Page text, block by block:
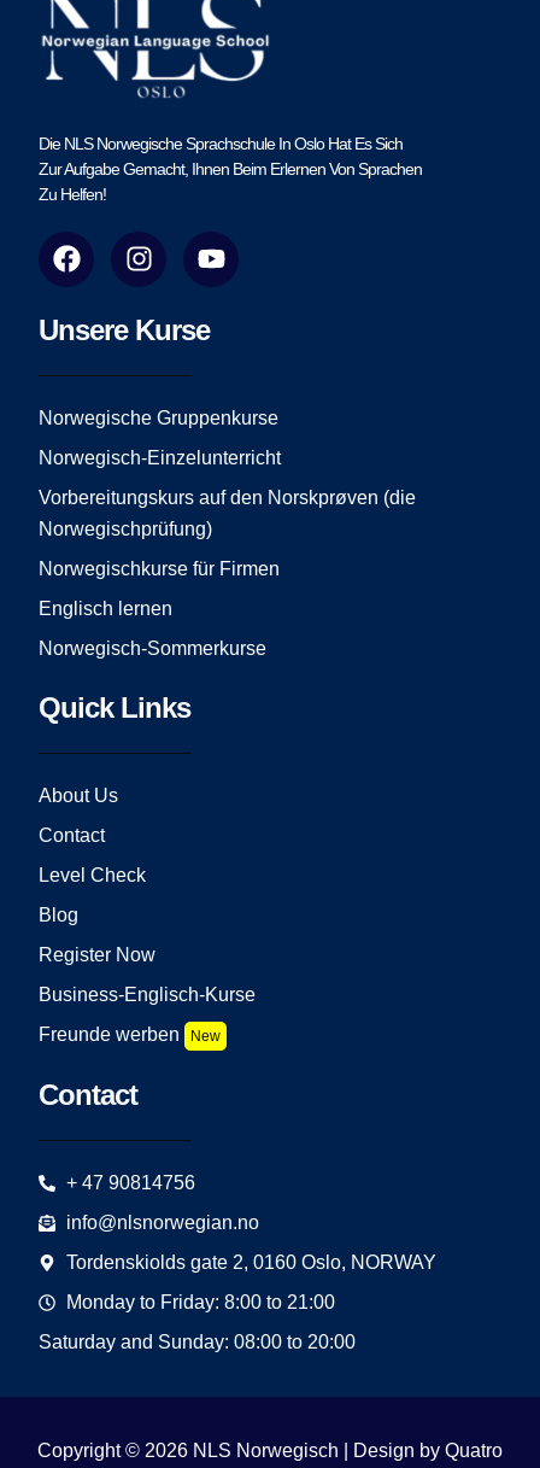
Die NLS Norwegische Sprachschule In Oslo Hat Es Sich
Zur Aufgabe Gemacht, Ihnen Beim Erlernen Von Sprachen
Zu Helfen!
F
a
e
o
o
I
n
t
g
r
m
Y
o
t
e
Unsere Kurse
Norwegische Gruppenkurse
Norwegisch-Einzelunterricht
Vorbereitungskurs auf den Norskprøven (die
Norwegischprüfung)
Norwegischkurse für Firmen
Englisch lernen
Norwegisch-Sommerkurse
Quick Links
About Us
Contact
Level Check
Blog
Register Now
Business-Englisch-Kurse
Freunde werben
New
Contact
+ 47 90814756
info@nlsnorwegian.no
Tordenskiolds gate 2, 0160 Oslo, NORWAY
Monday to Friday: 8:00 to 21:00
Saturday and Sunday: 08:00 to 20:00
Copyright © 2026 NLS Norwegisch | Design by Quatro